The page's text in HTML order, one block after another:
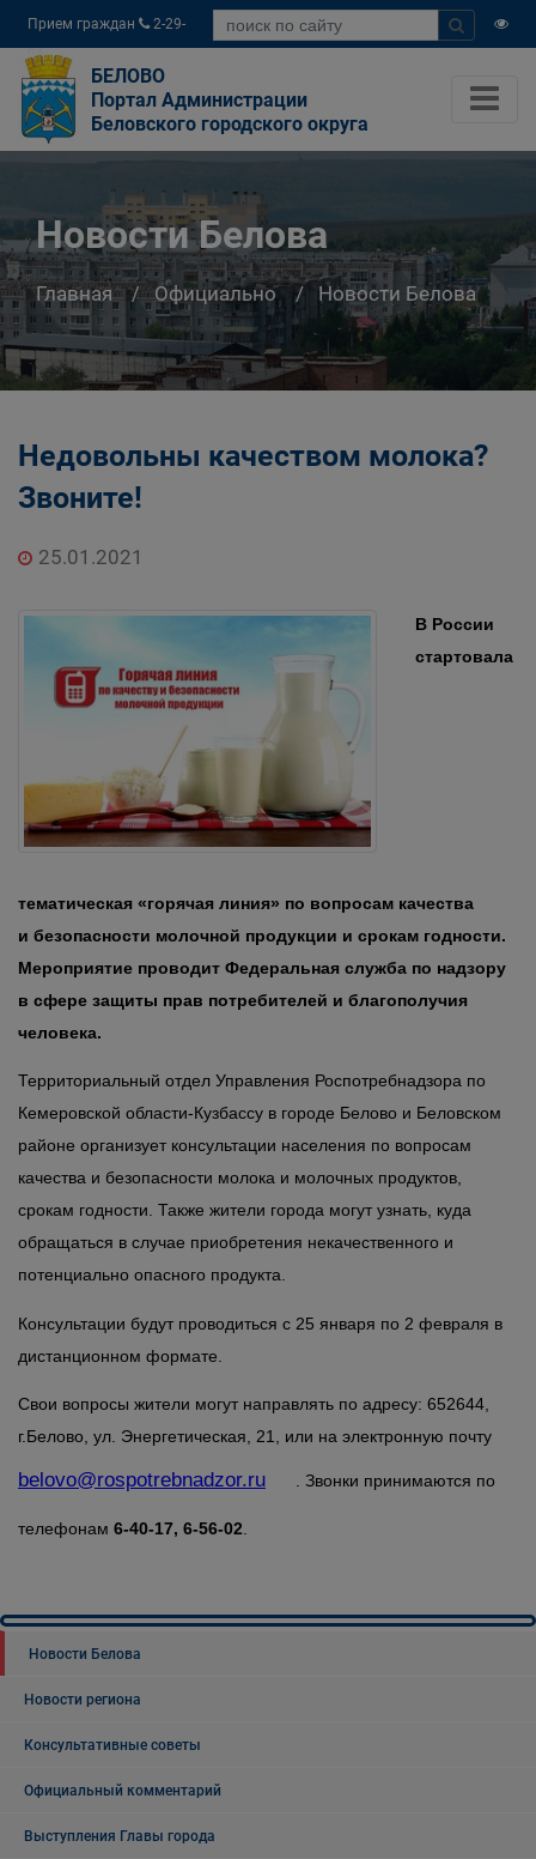
Прием граждан
2-29-
04
БЕЛОВО
Портал Администрации
Беловского городского округа
Новости Белова
Главная Официально Новости Белова
Недовольны качеством молока?
Звоните!
25.01.2021
В России
стартовала
тематическая «горячая линия» по вопросам качества
и безопасности молочной продукции и срокам годности.
Мероприятие проводит Федеральная служба по надзору
в сфере защиты прав потребителей и благополучия
человека.
Территориальный отдел Управления Роспотребнадзора по
Кемеровской области-Кузбассу в городе Белово и Беловском
районе организует консультации населения по вопросам
качества и безопасности молока и молочных продуктов,
срокам годности. Также жители города могут узнать, куда
обращаться в случае приобретения некачественного и
потенциально опасного продукта.
Консультации будут проводиться с 25 января по 2 февраля в
дистанционном формате.
Свои вопросы жители могут направлять по адресу: 652644,
г.Белово, ул. Энергетическая, 21, или на электронную почту
belovo@rospotrebnadzor.ru . Звонки принимаются по
телефонам 6-40-17, 6-56-02
Новости Белова
Новости региона
Консультативные советы
Официальный комментарий
Выступления Главы города